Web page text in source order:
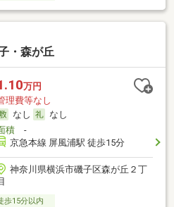
・森が丘
万円
理費等なし
なし
なし
積-
京急本線 屏風浦駅 徒歩15分
神奈川県横浜市磯子区森が丘２丁
歩15分以内